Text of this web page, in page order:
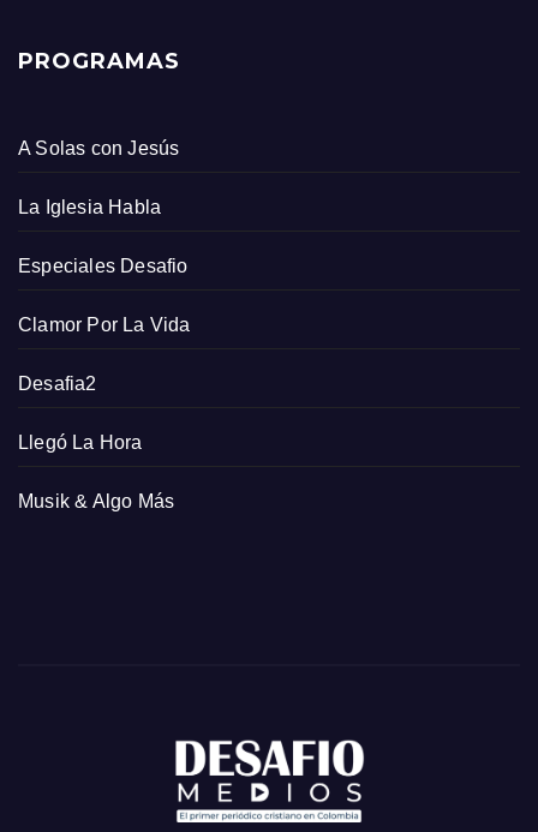
PROGRAMAS
A Solas con Jesús
La Iglesia Habla
Especiales Desafio
Clamor Por La Vida
Desafia2
Llegó La Hora
Musik & Algo Más